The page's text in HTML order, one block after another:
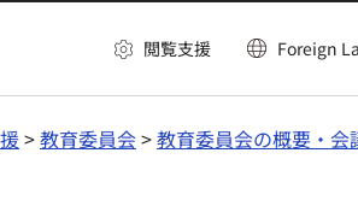
閲覧支援 Foreign
>教育委員会>教育委員会の概要・会